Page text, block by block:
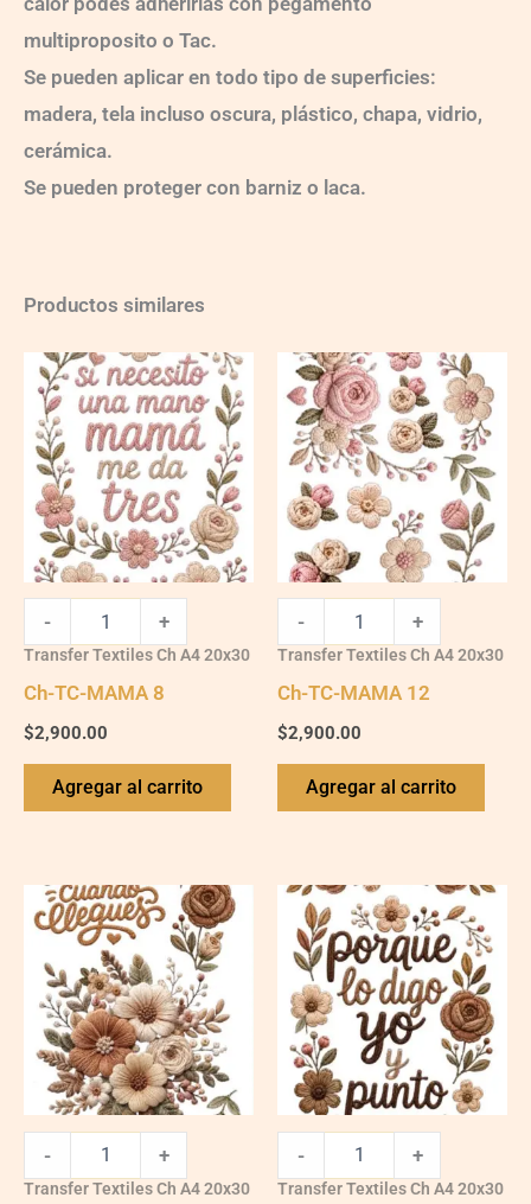
multiproposito o Tac.
Se pueden aplicar en todo tipo de superficies:
madera, tela incluso oscura, plástico, chapa, vidrio,
cerámica.
Se pueden proteger con barniz o laca.
Productos similares
Ch-
TC-
MAMA
quantity
- +
Transfer Textiles Ch A4 20x30
Ch-TC-MAMA 8
$2,900.00
Agregar al carrito
Ch-
TC-
MAMA
quantity
- +
Transfer Textiles Ch A4 20x30
Ch-TC-MAMA 12
$2,900.00
Agregar al carrito
Ch-
TC-
quantity
- +
Transfer Textiles Ch A4 20x30
Ch-
MAMA
quantity
- +
Transfer Textiles Ch A4 20x30